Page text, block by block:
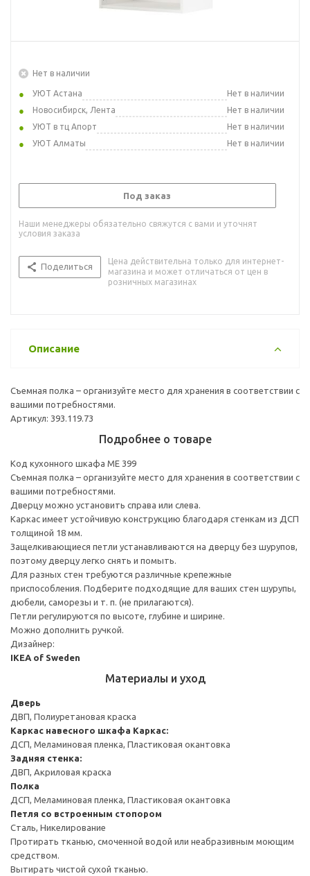
Нет в наличии
УЮТ Астана
Нет в наличии
Новосибирск, Лента
Нет в наличии
УЮТ в тц Апорт
Нет в наличии
УЮТ Алматы
Нет в наличии
Под заказ
Наши менеджеры обязательно свяжутся с вами и уточнят
условия заказа
Поделиться
Цена действительна только для интернет-
магазина и может отличаться от цен в
розничных магазинах
Описание
Съемная полка – организуйте место для хранения в соответствии с
вашими потребностями.
Артикул: 393.119.73
Подробнее о товаре
Код кухонного шкафа ME 399
Съемная полка – организуйте место для хранения в соответствии с
вашими потребностями.
Дверцу можно установить справа или слева.
Каркас имеет устойчивую конструкцию благодаря стенкам из ДСП
толщиной 18 мм.
Защелкивающиеся петли устанавливаются на дверцу без шурупов,
поэтому дверцу легко снять и помыть.
Для разных стен требуются различные крепежные
приспособления. Подберите подходящие для ваших стен шурупы,
дюбели, саморезы и т. п. (не прилагаются).
Петли регулируются по высоте, глубине и ширине.
Можно дополнить ручкой.
Дизайнер:
IKEA of Sweden
Материалы и уход
Дверь
ДВП, Полиуретановая краска
Каркас навесного шкафа Каркас:
ДСП, Меламиновая пленка, Пластиковая окантовка
Задняя стенка:
ДВП, Акриловая краска
Полка
ДСП, Меламиновая пленка, Пластиковая окантовка
Петля со встроенным стопором
Сталь, Никелирование
Протирать тканью, смоченной водой или неабразивным моющим
средством.
Вытирать чистой сухой тканью.